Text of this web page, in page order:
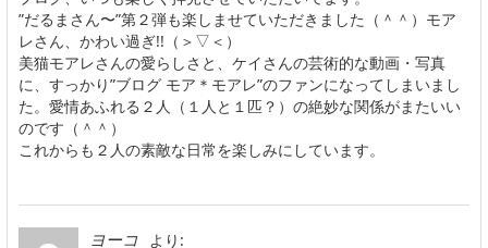
”だるまさん〜”第２弾も楽しませていただきました（＾＾）モア
レさん、かわい過ぎ!!（＞▽＜）
美猫モアレさんの愛らしさと、ケイさんの芸術的な動画・写真
に、すっかり”ブログ モア＊モアレ”のファンになってしまいまし
た。愛情あふれる２人（１人と１匹？）の絶妙な関係がまたいい
のです（＾＾）
これからも２人の素敵な日常を楽しみにしています。
ヨーコ より: